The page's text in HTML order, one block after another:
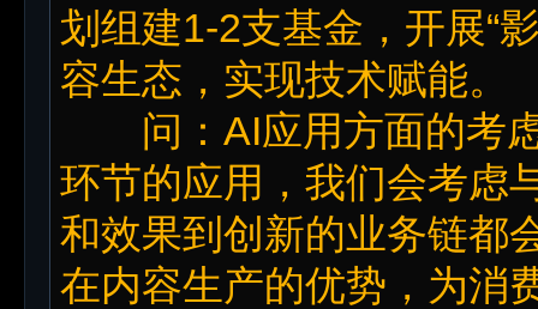
划组建1-2支基金，开展“
容生态，实现技术赋能。
问：AI应用方面的考虑
环节的应用，我们会考虑
和效果到创新的业务链都
在内容生产的优势，为消